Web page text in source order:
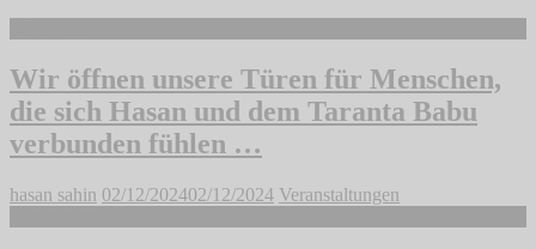
Wir öffnen unsere Türen für Menschen,
die sich Hasan und dem Taranta Babu
verbunden fühlen …
hasan sahin 02/12/202402/12/2024 Veranstaltungen